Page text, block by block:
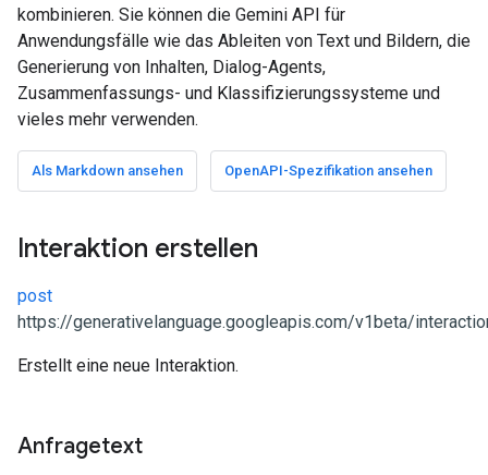
kombinieren. Sie können die Gemini API für
Anwendungsfälle wie das Ableiten von Text und Bildern, die
Generierung von Inhalten, Dialog-Agents,
Zusammenfassungs- und Klassifizierungssysteme und
vieles mehr verwenden.
Als Markdown ansehen OpenAPI-Spezifikation ansehen
Interaktion erstellen
post
https://generativelanguage.googleapis.com/v1beta/
Erstellt eine neue Interaktion.
Anfragetext